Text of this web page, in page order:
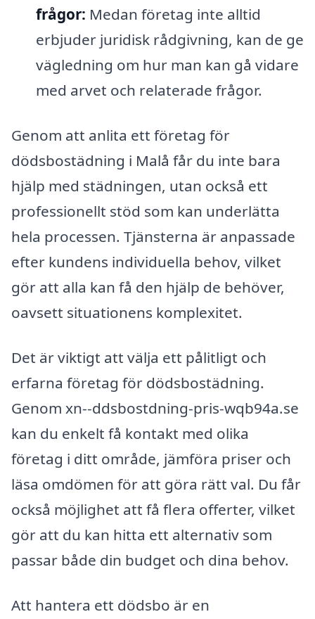
frågor: Medan företag inte alltid
erbjuder juridisk rådgivning, kan de ge
vägledning om hur man kan gå vidare
med arvet och relaterade frågor.
Genom att anlita ett företag för
dödsbostädning i Malå får du inte bara
hjälp med städningen, utan också ett
professionellt stöd som kan underlätta
hela processen. Tjänsterna är anpassade
efter kundens individuella behov, vilket
gör att alla kan få den hjälp de behöver,
oavsett situationens komplexitet.
Det är viktigt att välja ett pålitligt och
erfarna företag för dödsbostädning.
Genom xn--ddsbostdning-pris-wqb94a.se
kan du enkelt få kontakt med olika
företag i ditt område, jämföra priser och
läsa omdömen för att göra rätt val. Du får
också möjlighet att få flera offerter, vilket
gör att du kan hitta ett alternativ som
passar både din budget och dina behov.
Att hantera ett dödsbo är en